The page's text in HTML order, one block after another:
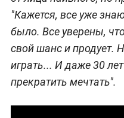
"Кажется, все уже
было. Все уверены,
свой шанс и продует.
играть... И даже 30
прекратить мечтать".